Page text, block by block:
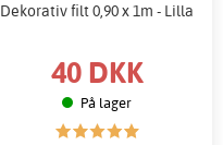
Dekorativ filt 0,90 x 1m - Lilla
40 DKK
På lager